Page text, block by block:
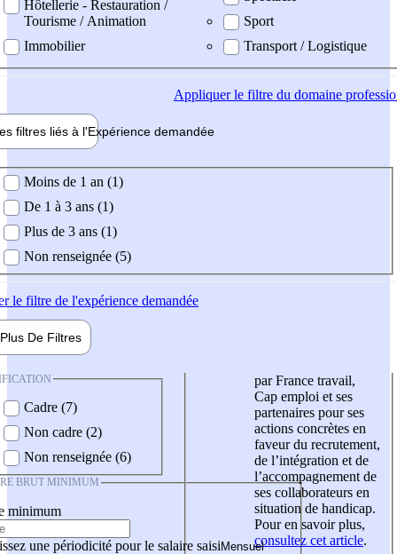
Hôtellerie - Restauration /
Tourisme / Animation
Immobilier
Sport
Transport / Logistique
Appliquerle filtre du domaine
filtres liés à l'Expérience demandée
demandée
Moins de 1 an (1)
De 1 à 3 ans (1)
Plus de 3 ans (1)
Non renseignée (5)
le filtre de l'expérience demandée
Plus De Filtres
Cadre (7)
Non cadre (2)
Non renseignée (6)
BRUT MINIMUM
minimum
une périodicité pour le salaire saisi
par France travail,
Cap emploi et ses
partenaires pour ses
actions concrètes en
faveur du recrutement,
de l’intégration et de
l’accompagnement de
ses collaborateurs en
situation de handicap.
Pour en savoir plus,
consultez cet article.